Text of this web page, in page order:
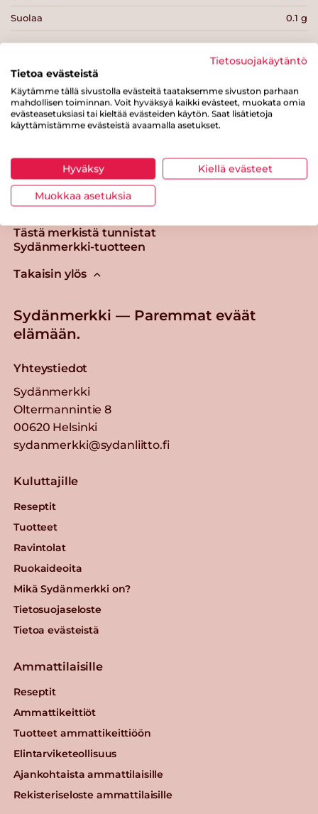
Suolaa 0.1 g
Tulosta sivu Jaa tuote
Tästä merkistä tunnistat
Sydänmerkki-tuotteen
Takaisin ylös
Sydänmerkki — Paremmat eväät
elämään.
Yhteystiedot
Sydänmerkki
Oltermannintie 8
00620 Helsinki
sydanmerkki@sydanliitto.fi
Kuluttajille
Reseptit
Tuotteet
Ravintolat
Ruokaideoita
Mikä Sydänmerkki on?
Tietosuojaseloste
Tietoa evästeistä
Ammattilaisille
Reseptit
Ammattikeittiöt
Tuotteet ammattikeittiöön
Elintarviketeollisuus
Ajankohtaista ammattilaisille
Rekisteriseloste ammattilaisille
Tietosuojakäytäntö
Tietoa evästeistä
Käytämme tällä sivustolla evästeitä taataksemme sivuston parhaan
mahdollisen toiminnan. Voit hyväksyä kaikki evästeet, muokata omia
evästeasetuksiasi tai kieltää evästeiden käytön. Saat lisätietoja
käyttämistämme evästeistä avaamalla asetukset.
Hyväksy Kiellä evästeet
Muokkaa asetuksia